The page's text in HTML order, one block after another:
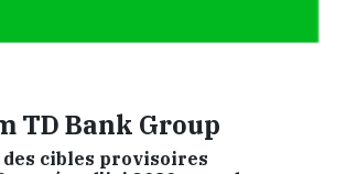
TD Bank Group
cibles provisoires